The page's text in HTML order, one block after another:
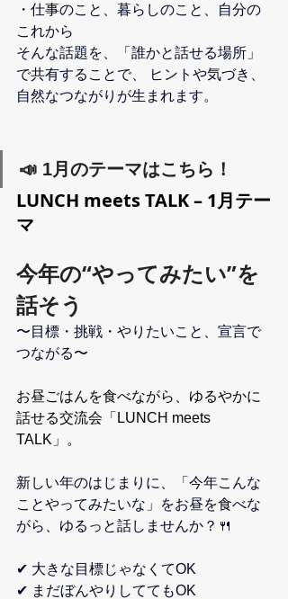
・仕事のこと、暮らしのこと、自分の
これから
そんな話題を、「誰かと話せる場所」
で共有することで、 ヒントや気づき、
自然なつながりが生まれます。
📣 1月のテーマはこちら！
LUNCH meets TALK – 1月テー
マ
今年の“やってみたい”を
話そう
〜目標・挑戦・やりたいこと、宣言で
つながる〜
お昼ごはんを食べながら、ゆるやかに
話せる交流会「LUNCH meets
TALK」。
新しい年のはじまりに、「今年こんな
ことやってみたいな」をお昼を食べな
がら、ゆるっと話しませんか？🍴
✔ 大きな目標じゃなくてOK
✔ まだぼんやりしててもOK